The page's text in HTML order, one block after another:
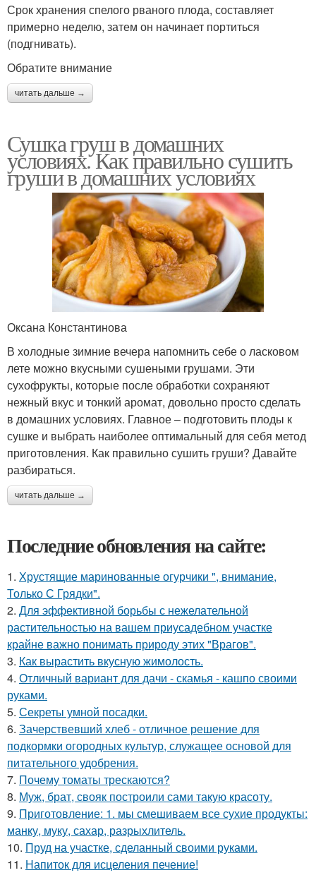
Срок хранения спелого рваного плода, составляет
примерно неделю, затем он начинает портиться
(подгнивать).
Обратите внимание
читать дальше →
Сушка груш в домашних
условиях. Как правильно сушить
груши в домашних условиях
Оксана Константинова
В холодные зимние вечера напомнить себе о ласковом
лете можно вкусными сушеными грушами. Эти
сухофрукты, которые после обработки сохраняют
нежный вкус и тонкий аромат, довольно просто сделать
в домашних условиях. Главное – подготовить плоды к
сушке и выбрать наиболее оптимальный для себя метод
приготовления. Как правильно сушить груши? Давайте
разбираться.
читать дальше →
Последние обновления на сайте:
1. Хрустящие маринованные огурчики ", внимание,
Только С Грядки".
2. Для эффективной борьбы с нежелательной
растительностью на вашем приусадебном участке
крайне важно понимать природу этих "Врагов".
3. Как вырастить вкусную жимолость.
4. Отличный вариант для дачи - скамья - кашпо своими
руками.
5. Секреты умной посадки.
6. Зачерствевший хлеб - отличное решение для
подкормки огородных культур, служащее основой для
питательного удобрения.
7. Почему томаты трескаются?
8. Муж, брат, свояк построили сами такую красоту.
9. Приготовление: 1. мы смешиваем все сухие продукты:
манку, муку, сахар, разрыхлитель.
10. Пруд на участке, сделанный своими руками.
11. Напиток для исцеления печение!